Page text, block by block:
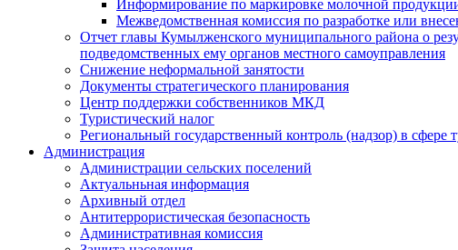
Информирование по маркировке молочной
Межведомственная комиссия по разработке или
Отчет главы Кумылженского муниципального района о
подведомственных ему органов местного самоуправления
Снижение неформальной занятости
Документы стратегического планирования
Центр поддержки собственников МКД
Туристический налог
Региональный государственный контроль (надзор) в сфере
Администрация
Администрации сельских поселений
Актуальньная информация
Архивный отдел
Антитеррористическая безопасность
Административная комиссия